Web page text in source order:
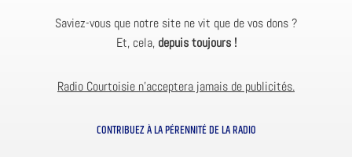
Saviez-vous que notre site ne vit que de vos dons ?
Et, cela, depuis toujours !
Radio Courtoisie n’acceptera jamais de publicités.
CONTRIBUEZ À LA PÉRENNITÉ DE LA RADIO